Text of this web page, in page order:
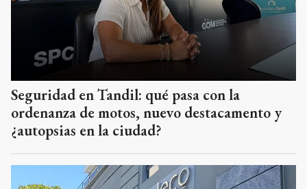
Seguridad en Tandil: qué pasa con la
ordenanza de motos, nuevo destacamento y
¿autopsias en la ciudad?